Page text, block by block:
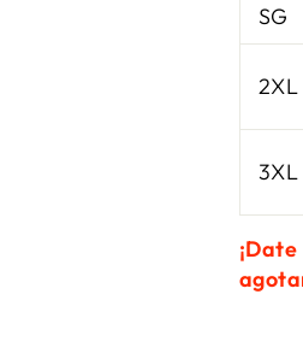
SG
2XL
3XL